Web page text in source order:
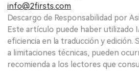
info@2firsts.com
Descargo de Responsabilidad por
Este artículo puede haber utilizado
eficiencia en la traducción y edición.
a limitaciones técnicas, pueden
recomienda a los lectores que